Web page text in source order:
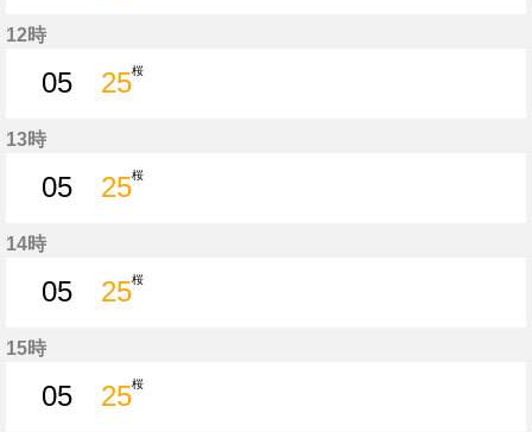
12時
05
25桜
13時
05
25桜
14時
05
25桜
15時
05
25桜